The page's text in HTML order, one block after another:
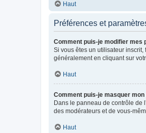
Haut
Préférences et
Comment puis-je modifier mes
Si vous êtes un utilisateur
généralement en cliquant sur
Haut
Comment puis-je masquer
Dans le panneau de contrôle de
des modérateurs et de vous-
Haut